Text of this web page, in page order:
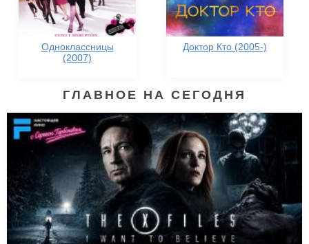
Одноклассницы
(2007)
Доктор Кто (2005-)
ГЛАВНОЕ НА СЕГОДНЯ